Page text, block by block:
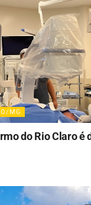
MG
do Rio Claro é